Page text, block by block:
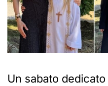
Un sabato